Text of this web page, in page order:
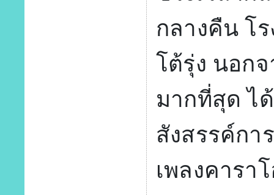
กลางคืน โ
โต้รุ่ง นอก
มากที่สุด ไ
สังสรรค์กา
เพลงคารา